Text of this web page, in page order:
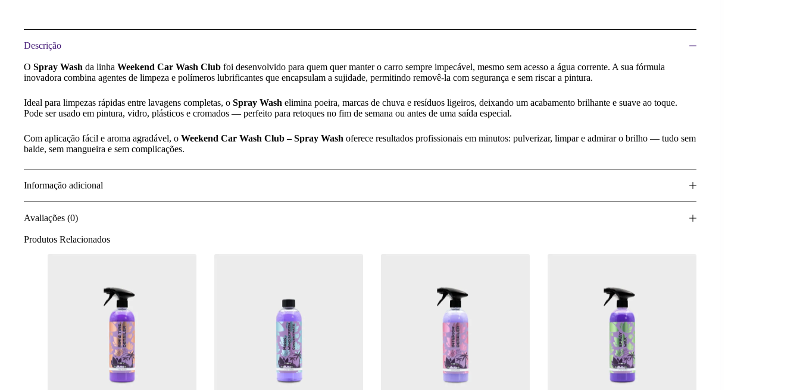
Descrição
O Spray Wash da linha Weekend Car Wash Club foi desenvolvido para quem quer manter o carro sempre impecável, mesmo sem acesso a água corrente. A sua fórmula
inovadora combina agentes de limpeza e polímeros lubrificantes que encapsulam a sujidade, permitindo removê-la com segurança e sem riscar a pintura.
Ideal para limpezas rápidas entre lavagens completas, o Spray Wash elimina poeira, marcas de chuva e resíduos ligeiros, deixando um acabamento brilhante e suave ao toque.
Pode ser usado em pintura, vidro, plásticos e cromados — perfeito para retoques no fim de semana ou antes de uma saída especial.
Com aplicação fácil e aroma agradável, o Weekend Car Wash Club – Spray Wash oferece resultados profissionais em minutos: pulverizar, limpar e admirar o brilho — tudo sem
balde, sem mangueira e sem complicações.
Informação adicional
Avaliações (0)
Produtos Relacionados